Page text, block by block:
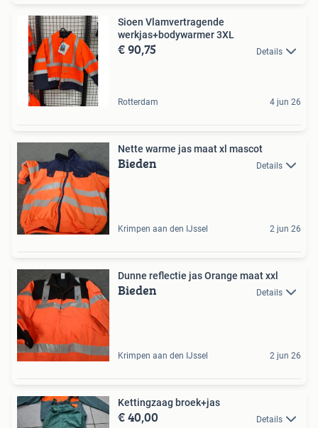
Sioen Vlamvertragende
werkjas+bodywarmer 3XL
€ 90,75 Details
Rotterdam 4 jun 26
Nette warme jas maat xl mascot
Bieden Details
Krimpen aan den IJssel 2 jun 26
Dunne reflectie jas Orange maat xxl
Bieden Details
Krimpen aan den IJssel 2 jun 26
Kettingzaag broek+jas
€ 40,00 Details